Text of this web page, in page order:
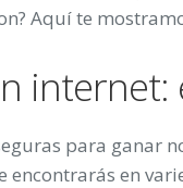
Aquí te
para ganar
en